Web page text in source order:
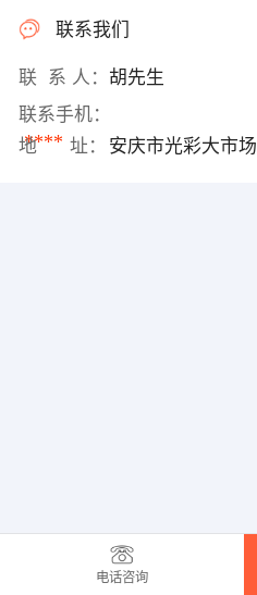
联系我们
联 系 人： 胡先生
联系手机：
****
地 址： 安庆市光彩大市场
电话咨询